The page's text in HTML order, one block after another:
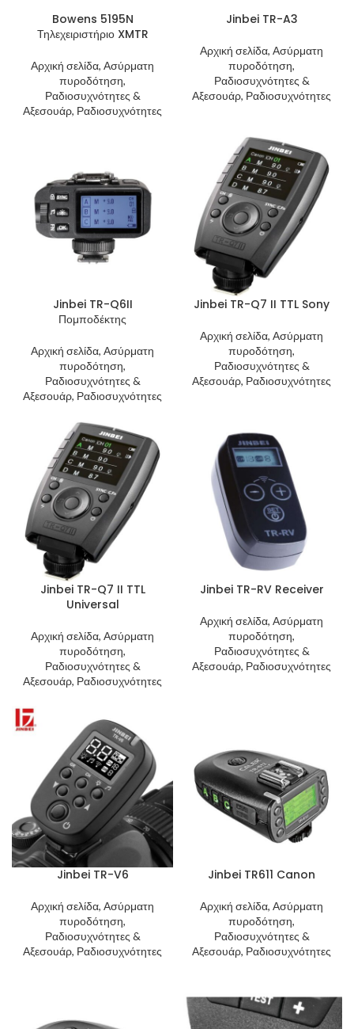
Bowens 5195N
Τηλεχειριστήριο XMTR
Αρχική σελίδα, Ασύρματη
πυροδότηση,
Ραδιοσυχνότητες &
Αξεσουάρ, Ραδιοσυχνότητες
Jinbei TR-A3
Αρχική σελίδα, Ασύρματη
πυροδότηση,
Ραδιοσυχνότητες &
Αξεσουάρ, Ραδιοσυχνότητες
Jinbei TR-Q6II
Πομποδέκτης
Αρχική σελίδα, Ασύρματη
πυροδότηση,
Ραδιοσυχνότητες &
Αξεσουάρ, Ραδιοσυχνότητες
Jinbei TR-Q7 II TTL Sony
Αρχική σελίδα, Ασύρματη
πυροδότηση,
Ραδιοσυχνότητες &
Αξεσουάρ, Ραδιοσυχνότητες
Jinbei TR-Q7 II TTL
Universal
Αρχική σελίδα, Ασύρματη
πυροδότηση,
Ραδιοσυχνότητες &
Αξεσουάρ, Ραδιοσυχνότητες
Jinbei TR-RV Receiver
Αρχική σελίδα, Ασύρματη
πυροδότηση,
Ραδιοσυχνότητες &
Αξεσουάρ, Ραδιοσυχνότητες
Jinbei TR-V6
Αρχική σελίδα, Ασύρματη
πυροδότηση,
Ραδιοσυχνότητες &
Αξεσουάρ, Ραδιοσυχνότητες
Jinbei TR611 Canon
Αρχική σελίδα, Ασύρματη
πυροδότηση,
Ραδιοσυχνότητες &
Αξεσουάρ, Ραδιοσυχνότητες